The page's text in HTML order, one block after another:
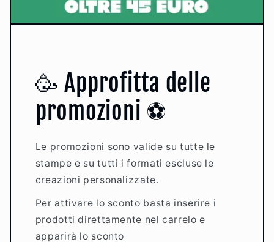
🥳 Approfitta delle
promozioni ⚽️
Le promozioni sono valide su tutte le
stampe e su tutti i formati escluse le
creazioni personalizzate.
Per attivare lo sconto basta inserire i
prodotti direttamente nel carrelo e
apparirà lo sconto